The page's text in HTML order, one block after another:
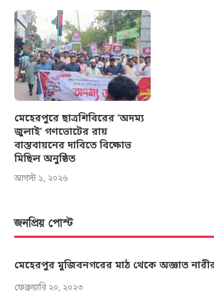
মেহেরপুরে ছাত্রশিবিরের ‘অদম্য
জুলাই’ গণভোটের রায়
বাস্তবায়নের দাবিতে বিক্ষোভ
মিছিল অনুষ্ঠিত
আগস্ট ১, ২০২৬
জনপ্রিয় পোস্ট
মেহেরপুর মুজিবনগরের মাঠ থেকে অজ্ঞাত
ফেব্রুয়ারি ২০, ২০২৩